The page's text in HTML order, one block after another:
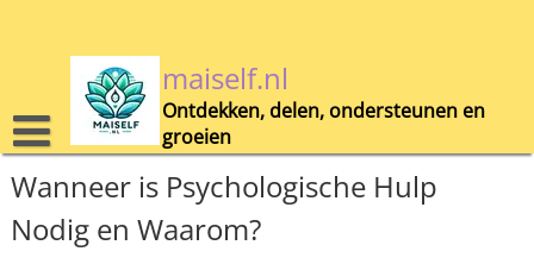
maiself.nl
Ontdekken, delen, ondersteunen en
groeien
Wanneer is Psychologische Hulp
Nodig en Waarom?